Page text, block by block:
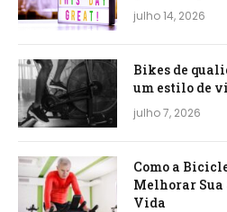
julho 14, 2026
Bikes de
um estilo de
julho 7, 2026
Como a
Melhorar Sua
Vida